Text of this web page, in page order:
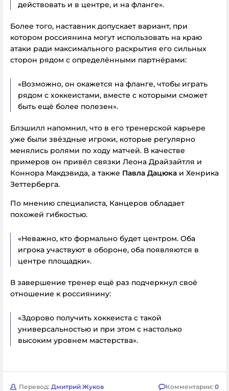
действовать и в центре, и на фланге».
Более того, наставник допускает вариант, при
котором россиянина могут использовать на краю
атаки ради максимального раскрытия его сильных
сторон рядом с определёнными партнёрами:
«Возможно, он окажется на фланге, чтобы играть
рядом с хоккеистами, вместе с которыми сможет
быть ещё более полезен».
Блэшилл напомнил, что в его тренерской карьере
уже были звёздные игроки, которые регулярно
менялись ролями по ходу матчей. В качестве
примеров он привёл связки Леона Драйзайтля и
Коннора Макдэвида, а также Павла Дацюка и Хенрика
Зеттерберга.
По мнению специалиста, Канцеров обладает
похожей гибкостью.
«Неважно, кто формально будет центром. Оба
игрока участвуют в обороне, оба появляются в
центре площадки».
В завершение тренер ещё раз подчеркнул своё
отношение к россиянину:
«Здорово получить хоккеиста с такой
универсальностью и при этом с настолько
высоким уровнем мастерства».
Перевод: Дмитрий Жуков Комментарии: 0